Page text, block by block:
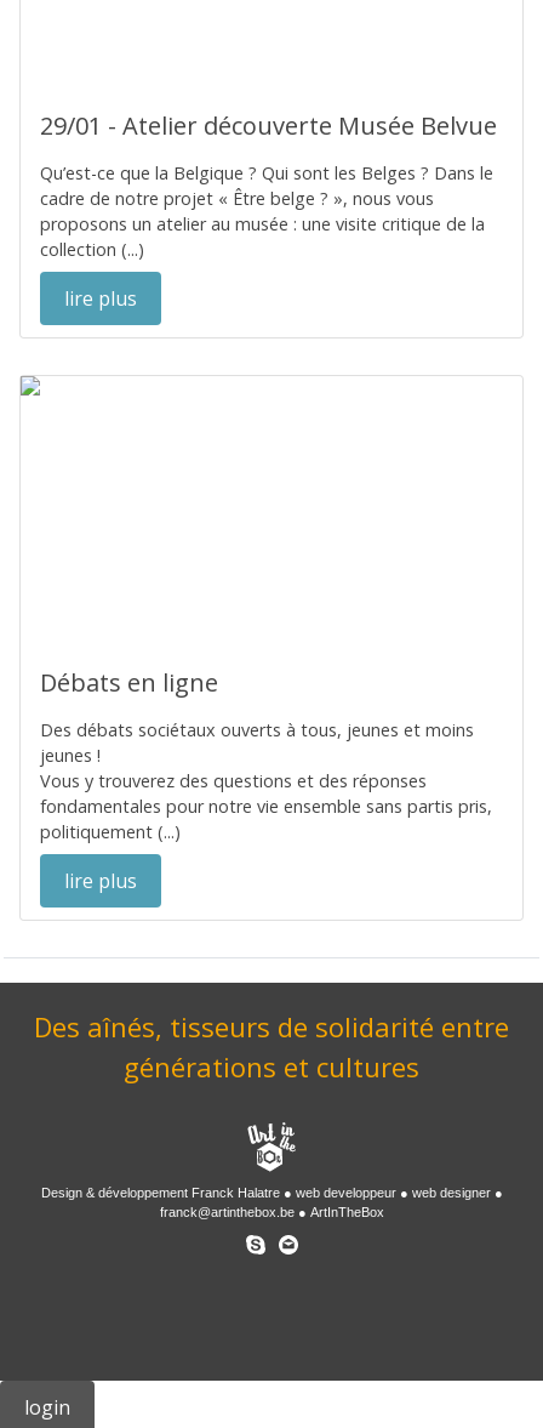
29/01 - Atelier découverte Musée Belvue
Qu’est-ce que la Belgique ? Qui sont les Belges ? Dans le
cadre de notre projet « Être belge ? », nous vous
proposons un atelier au musée : une visite critique de la
collection (...)
lire plus
Débats en ligne
Des débats sociétaux ouverts à tous, jeunes et moins
jeunes !
Vous y trouverez des questions et des réponses
fondamentales pour notre vie ensemble sans partis pris,
politiquement (...)
lire plus
Des aînés, tisseurs de solidarité entre
générations et cultures
Design & développement Franck Halatre web developpeur
web designer
franck@artinthebox.be
ArtInTheBox
login